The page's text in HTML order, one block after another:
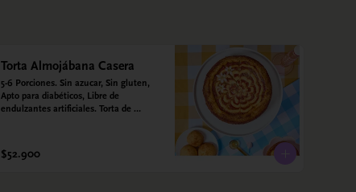
Torta Almojábana Casera
5-6 Porciones. Sin azucar, Sin gluten,
Apto para diabéticos, Libre de
endulzantes artificiales. Torta de
maíz, huevo, queso campesino,
alulosa, leche deslactosada, leche de
$52.900